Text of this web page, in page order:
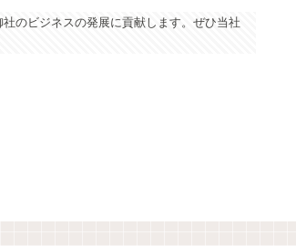
のビジネスの発展に貢献します。ぜひ当社